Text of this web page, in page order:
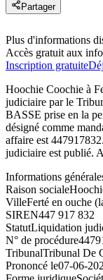
Partager
Plus d'informations
Accès gratuit aux
Inscription gratuite
Hoochie Coochie à
judiciaire par le
BASSE prise en la
désigné comme
affaire est
judiciaire est publié.
Informations
Raison sociale
VilleFerté en ouche
SIREN447 917 832
StatutLiquidation
N° de procédure
TribunalTribunal De
Prononcé le07-06-